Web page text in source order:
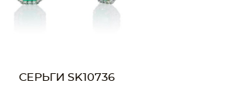
СЕРЬГИ SK10710